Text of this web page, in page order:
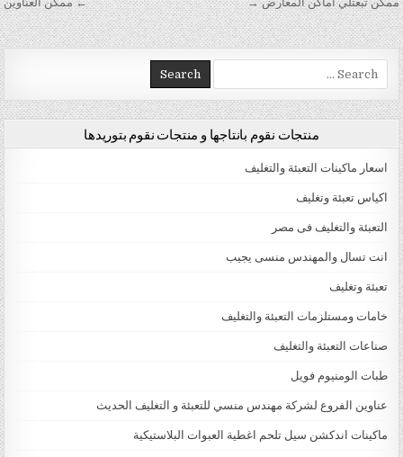
Search for:
منتجات نقوم بانتاجها و منتجات نقوم بتوريدها
اسعار ماكينات التعبئة والتغليف
اكياس تعبئة وتغليف
التعبئة والتغليف فى مصر
انت تسال والمهندس منسى يجيب
تعبئة وتغليف
خامات ومستلزمات التعبئة والتغليف
صناعات التعبئة والتغليف
طبات الومنيوم فويل
عناوين الفروع لشركة مهندس منسي للتعبئة و التغليف الحديث
ماكينات اندكشن سيل تلحم اغطية العبوات البلاستيكية